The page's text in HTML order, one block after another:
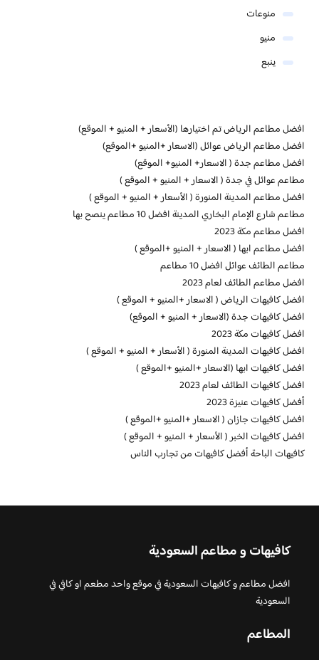
منوعات
منيو
ينبع
افضل مطاعم الرياض تم اختيارها (الأسعار + المنيو + الموقع)
افضل مطاعم الرياض عوائل (الاسعار +المنيو +الموقع)
افضل مطاعم جدة ( الاسعار+ المنيو+ الموقع)
مطاعم عوائل في جدة ( الاسعار + المنيو + الموقع )
افضل مطاعم المدينة المنورة ( الأسعار + المنيو + الموقع )
مطاعم شارع الإمام البخاري المدينة افضل 10 مطاعم ينصح بها
افضل مطاعم مكة 2023
افضل مطاعم ابها ( الاسعار + المنيو +الموقع )
مطاعم الطائف عوائل افضل 10 مطاعم
افضل مطاعم الطائف لعام 2023
افضل كافيهات الرياض ( الاسعار +المنيو + الموقع )
افضل كافيهات جدة (الاسعار + المنيو + الموقع)
افضل كافيهات مكة 2023
افضل كافيهات المدينة المنورة ( الأسعار + المنيو + الموقع )
افضل كافيهات ابها (الاسعار +المنيو +الموقع )
افضل كافيهات الطائف لعام 2023
أفضل كافيهات عنيزة 2023
افضل كافيهات جازان ( الاسعار +المنيو +الموقع )
افضل كافيهات الخبر ( الأسعار + المنيو + الموقع )
كافيهات الباحة أفضل كافيهات من تجارب الناس
كافيهات و مطاعم السعودية
افضل مطاعم و كافيهات السعودية في موقع واحد مطعم او كافي في
السعودية
المطاعم